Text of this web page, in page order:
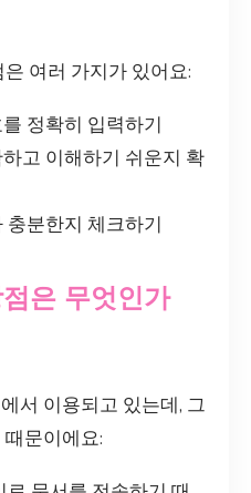
여러 가지가 있어요:
정확히 입력하기
고 이해하기 쉬운지 확
충분한지 체크하기
은 무엇인가
서 이용되고 있는데, 그
문이에요: